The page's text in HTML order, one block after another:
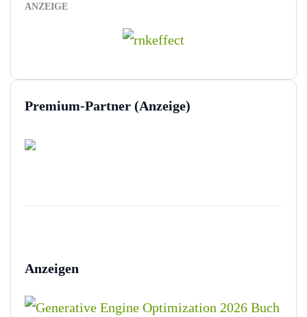
ANZEIGE
Premium-Partner (Anzeige)
Anzeigen